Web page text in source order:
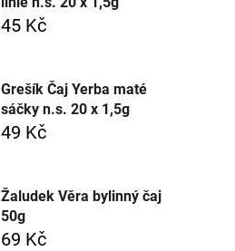
45 Kč
Grešík Čaj Yerba maté
sáčky n.s. 20 x 1,5g
49 Kč
Žaludek Věra bylinný čaj
50g
69 Kč